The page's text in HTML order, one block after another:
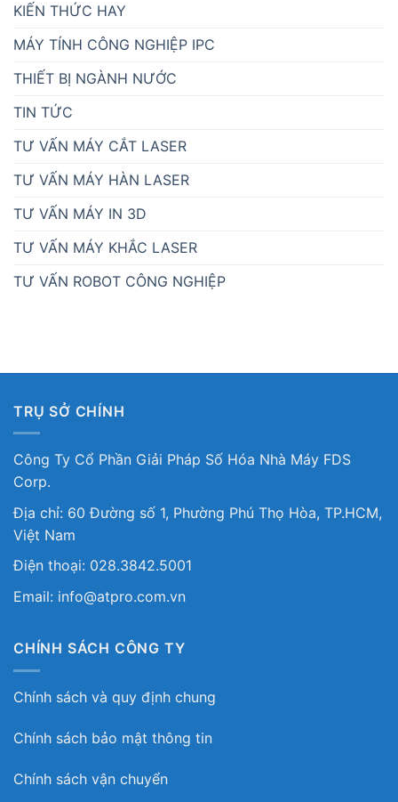
KIẾN THỨC HAY
MÁY TÍNH CÔNG NGHIỆP IPC
THIẾT BỊ NGÀNH NƯỚC
TIN TỨC
TƯ VẤN MÁY CẮT LASER
TƯ VẤN MÁY HÀN LASER
TƯ VẤN MÁY IN 3D
TƯ VẤN MÁY KHẮC LASER
TƯ VẤN ROBOT CÔNG NGHIỆP
TRỤ SỞ CHÍNH
Công Ty Cổ Phần Giải Pháp Số Hóa Nhà Máy FDS
Corp.
Địa chỉ: 60 Đường số 1, Phường Phú Thọ Hòa, TP.HCM,
Việt Nam
Điện thoại: 028.3842.5001
Email: info@atpro.com.vn
CHÍNH SÁCH CÔNG TY
Chính sách và quy định chung
Chính sách bảo mật thông tin
Chính sách vận chuyển